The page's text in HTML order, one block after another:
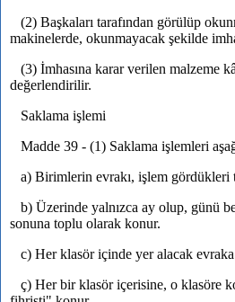
(2) Başkaları tarafından görülüp
makinelerde, okunmayacak şekilde
(3) İmhasına karar verilen malzeme
değerlendirilir.
Saklama işlemi
Madde 39 - (1) Saklama işlemleri
a) Birimlerin evrakı, işlem gördükleri
b) Üzerinde yalnızca ay olup, günü
sonuna toplu olarak konur.
c) Her klasör içinde yer alacak evraka
ç) Her bir klasör içerisine, o klasöre